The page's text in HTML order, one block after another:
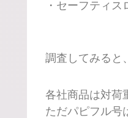
・セーフティ
調査してみると
各社商品は対荷
ただパピフル号